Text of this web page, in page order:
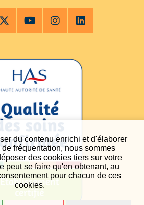
du contenu enrichi et d'élaborer
fréquentation, nous sommes
des cookies tiers sur votre
peut se faire qu'en obtenant, au
pour chacun de ces
cookies.